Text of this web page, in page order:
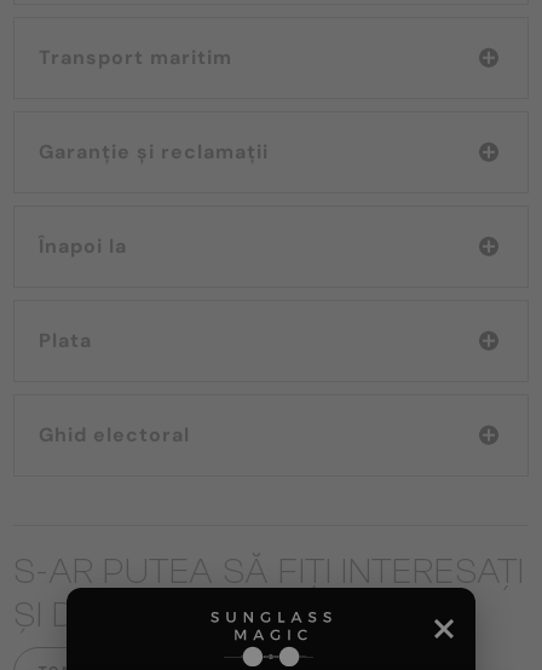
Transport maritim
Garanție și reclamații
Înapoi la
Plata
Ghid electoral
S-AR PUTEA SĂ FIȚI INTERESAȚI
ȘI DE